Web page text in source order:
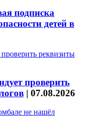
подписка
детей в
проверить
| 07.08.2026